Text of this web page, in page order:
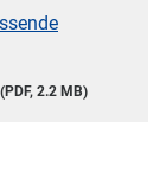
(PDF, 2.2 MB)